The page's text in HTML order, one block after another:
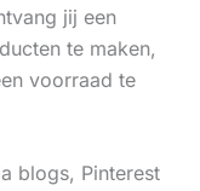
jij een
te maken,
voorraad te
blogs, Pinterest